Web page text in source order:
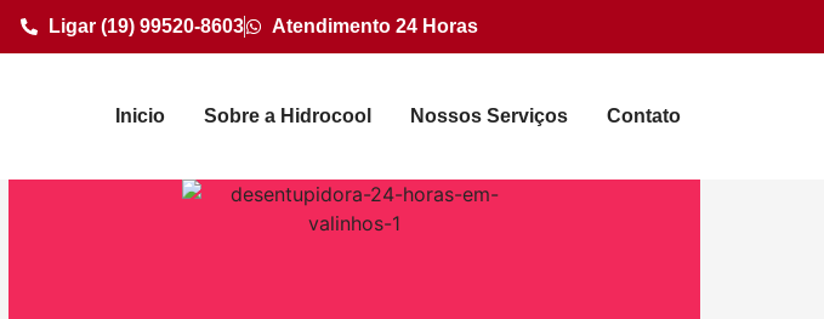
Ligar (19) 99520-8603 Atendimento 24 Horas
Inicio Sobre a Hidrocool Nossos Serviços Contato